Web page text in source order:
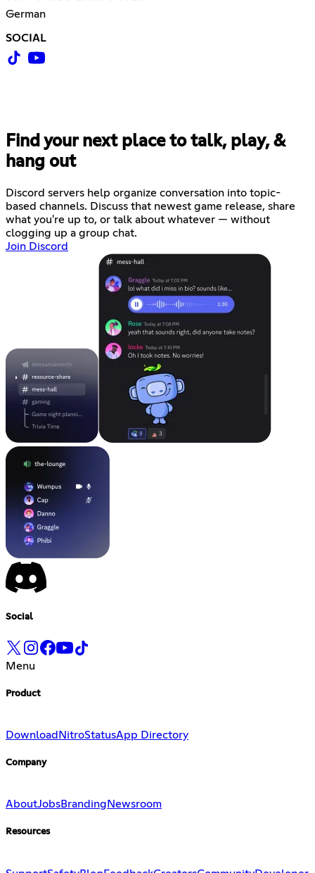
German
SOCIAL
Find your next place to talk, play, &
hang out
Discord servers help organize conversation into topic-
based channels. Discuss that newest game release, share
what you're up to, or talk about whatever — without
clogging up a group chat.
Join Discord
Social
Menu
Product
Download NitroStatusApp Directory
Company
AboutJobsBranding Newsroom
Resources